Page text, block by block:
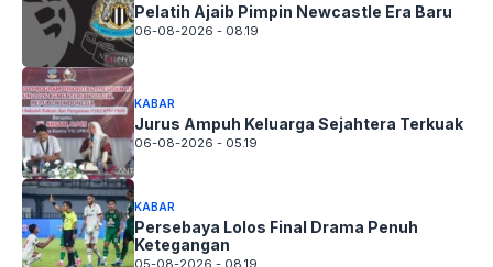
Pelatih Ajaib Pimpin Newcastle Era Baru
06-08-2026 - 08.19
KABAR
Jurus Ampuh Keluarga Sejahtera Terkuak
06-08-2026 - 05.19
KABAR
Persebaya Lolos Final Drama Penuh
Ketegangan
05-08-2026 - 08.19